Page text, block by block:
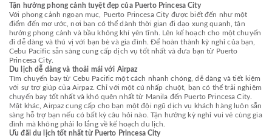
Tận hưởng phong cảnh tuyệt đẹp của Puerto Princesa City
Với phong cảnh ngoạn mục, Puerto Princesa City được biết đến như một
điểm đến mơ ước, nơi bạn có thể dành thời gian đi dạo xung quanh, tận
hưởng phong cảnh và bầu không khí yên tĩnh. Lên kế hoạch cho một chuyến
đi dễ dàng và thú vị với bạn bè và gia đình. Để hoàn thành kỳ nghỉ của bạn,
Cebu Pacific sẵn sàng cung cấp dịch vụ tốt nhất và đưa bạn từ Puerto
Princesa City.
Du lịch dễ dàng và thoải mái với Airpaz
Tìm chuyến bay từ Cebu Pacific một cách nhanh chóng, dễ dàng và tiết kiệm
với sự trợ giúp của Airpaz. Chỉ với một cú nhấp chuột, bạn có thể trải nghiệm
chuyến bay tốt nhất và khó quên nhất từ Manila đến Puerto Princesa City.
Mặt khác, Airpaz cung cấp cho bạn một đội ngũ dịch vụ khách hàng luôn sẵn
sàng hỗ trợ bạn nếu có bất kỳ câu hỏi nào. Tận hưởng kỳ nghỉ vui vẻ cùng gia
đình mà không phải lo lắng về kế hoạch du lịch.
Ưu đãi du lịch tốt nhất từ Puerto Princesa City